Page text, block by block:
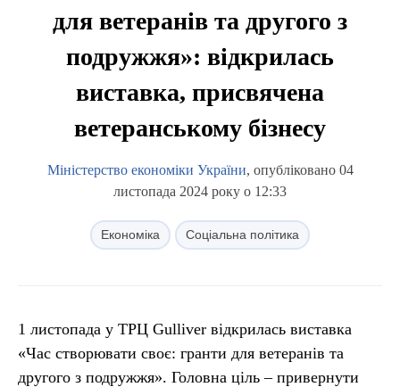
для ветеранів та другого з
подружжя»: відкрилась
виставка, присвячена
ветеранському бізнесу
Міністерство економіки України, опубліковано 04
листопада 2024 року о 12:33
Економіка Соціальна політика
1 листопада у ТРЦ Gulliver відкрилась виставка
«Час створювати своє: гранти для ветеранів та
другого з подружжя». Головна ціль – привернути